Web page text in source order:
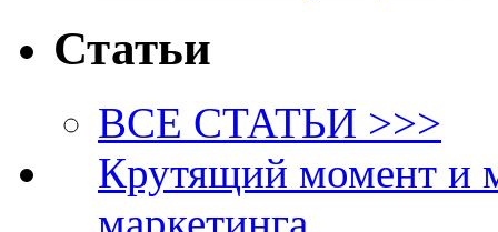
Статьи
ВСЕ СТАТЬИ >>>
Крутящий момент и